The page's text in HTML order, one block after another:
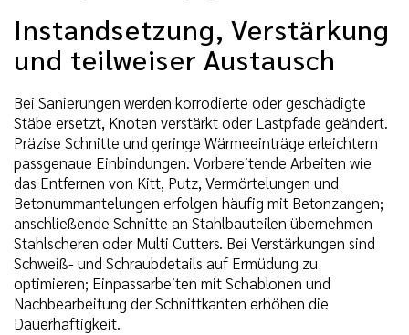
Instandsetzung, Verstärkung
und teilweiser Austausch
Bei Sanierungen werden korrodierte oder geschädigte
Stäbe ersetzt, Knoten verstärkt oder Lastpfade geändert.
Präzise Schnitte und geringe Wärmeeinträge erleichtern
passgenaue Einbindungen. Vorbereitende Arbeiten wie
das Entfernen von Kitt, Putz, Vermörtelungen und
Betonummantelungen erfolgen häufig mit Betonzangen;
anschließende Schnitte an Stahlbauteilen übernehmen
Stahlscheren oder Multi Cutters. Bei Verstärkungen sind
Schweiß- und Schraubdetails auf Ermüdung zu
optimieren; Einpassarbeiten mit Schablonen und
Nachbearbeitung der Schnittkanten erhöhen die
Dauerhaftigkeit.